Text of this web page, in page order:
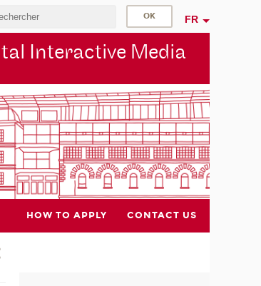
FR
Interactive Media
HOW TO APPLY CONTACT US